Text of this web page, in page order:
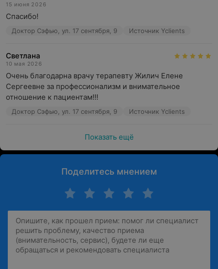
15 июня 2026
Спасибо!
Доктор Сэфью, ул. 17 сентября, 9 Источник Yclients
Светлана
10 мая 2026
Очень благодарна врачу терапевту Жилич Елене
Сергеевне за профессионализм и внимательное
отношение к пациентам!!!
Доктор Сэфью, ул. 17 сентября, 9 Источник Yclients
Показать ещё
Поделитесь мнением